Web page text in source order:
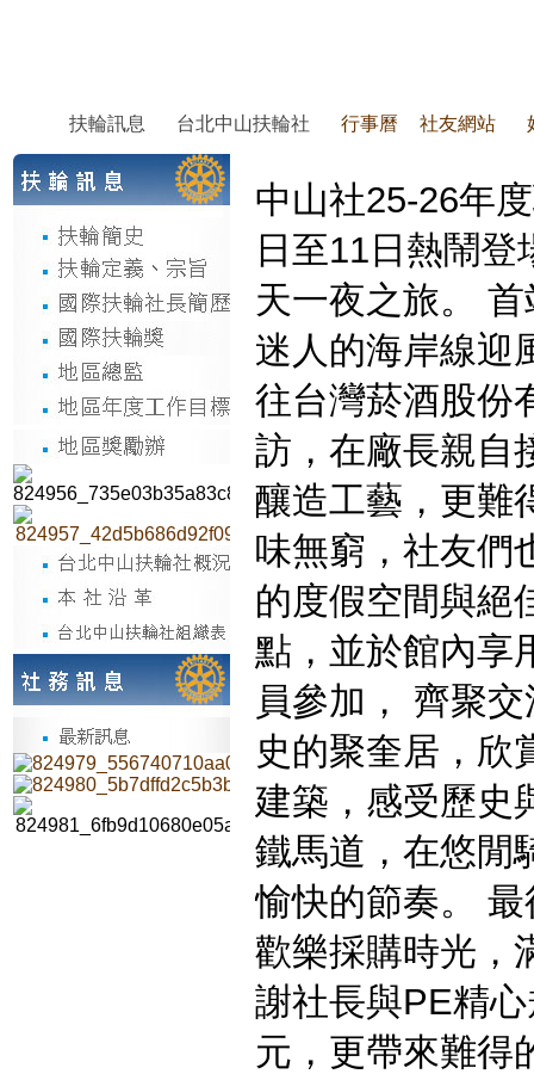
扶輪訊息 台北中山扶輪社 行事曆 社友網站
中山社25-26年
日至11日熱鬧
天一夜之旅。
迷人的海岸線迎
往台灣菸酒股份
訪，在廠長親自
釀造工藝，更難
味無窮，社友們
的度假空間與絕
點，並於館內享
員參加， 齊聚
史的聚奎居，欣
建築，感受歷史
鐵馬道，在悠閒
愉快的節奏。
歡樂採購時光，
謝社長與PE精
元，更帶來難得